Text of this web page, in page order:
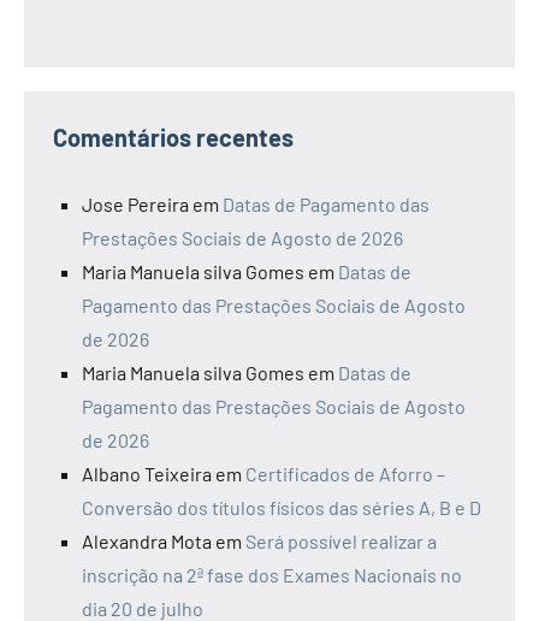
Comentários recentes
Jose Pereira em Datas de Pagamento das
Prestações Sociais de Agosto de 2026
Maria Manuela silva Gomes em Datas de
Pagamento das Prestações Sociais de Agosto
de 2026
Maria Manuela silva Gomes em Datas de
Pagamento das Prestações Sociais de Agosto
de 2026
Albano Teixeira em Certificados de Aforro –
Conversão dos títulos físicos das séries A, B e D
Alexandra Mota em Será possível realizar a
inscrição na 2ª fase dos Exames Nacionais no
dia 20 de julho